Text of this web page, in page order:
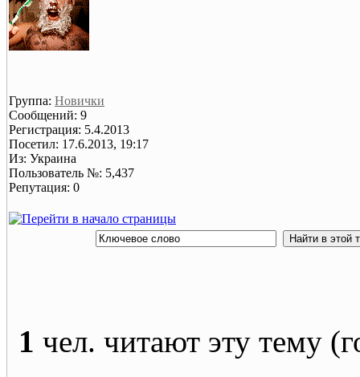
Группа: Новички
Сообщений: 9
Регистрация: 5.4.2013
Посетил: 17.6.2013, 19:17
Из: Украина
Пользователь №: 5,437
Репутация: 0
1 чел. читают эту тему